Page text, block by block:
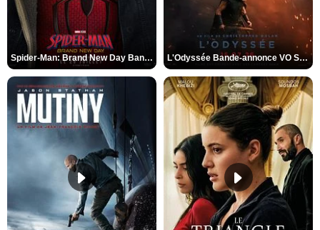
Spider-Man: Brand New Day Bande-annonce VO STFR L'Odyssée Bande-annonce VO STFR